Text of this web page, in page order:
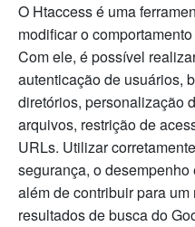
O Htaccess é uma
modificar o
Com ele, é possível
autenticação de usuários,
diretórios, personalização
arquivos, restrição de
URLs. Utilizar
segurança, o
além de contribuir para
resultados de busca do